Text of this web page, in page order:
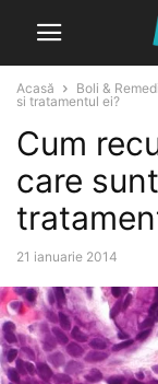
Acasă Boli &
si tratamentul ei?
Cum
care
21 ianuarie 2014